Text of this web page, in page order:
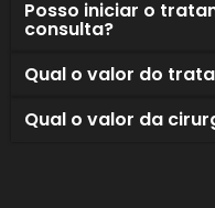
Posso iniciar o
consulta?
Qual o valor do
Qual o valor da